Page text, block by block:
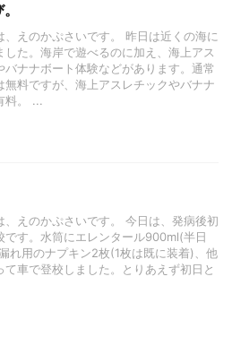
、えのかぷさいです。 昨日は近くの海に
した。海岸で遊べるのに加え、海上アス
バナナボート体験などがあります。通常
無料ですが、海上アスレチックやバナナ
料。 ...
、えのかぷさいです。 今日は、発病後初
です。水筒にエレンタール900ml(半日
れ用のナプキン2枚(1枚は既に装着)、他
て車で登校しました。とりあえず初日と